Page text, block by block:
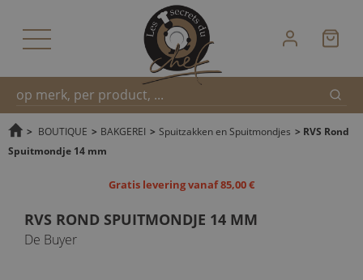
Snel
> BOUTIQUE > BAKGEREI > Spuitzakken en Spuitmondjes > RVS Rond
Spuitmondje 14 mm
Gratis levering vanaf 85,00 €
RVS ROND SPUITMONDJE 14 MM
De Buyer